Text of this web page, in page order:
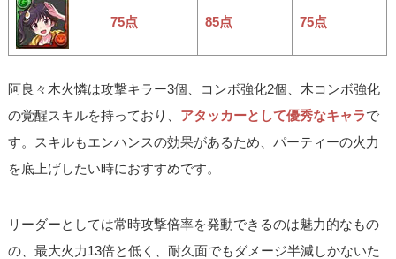
75点 85点 75点
阿良々木火憐は攻撃キラー3個、コンボ強化2個、木コンボ強化
の覚醒スキルを持っており、 アタッカーとして優秀なキャラで
す。スキルもエンハンスの効果があるため、パーティーの火力
を底上げしたい時におすすめです。
リーダーとしては常時攻撃倍率を発動できるのは魅力的なもの
の、最大火力13倍と低く、耐久面でもダメージ半減しかないた